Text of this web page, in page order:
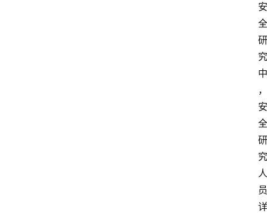
安
全
研
究
中
，
安
全
研
究
人
员
详